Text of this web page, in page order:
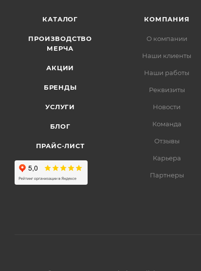
КАТАЛОГ
ПРОИЗВОДСТВО
МЕРЧА
АКЦИИ
БРЕНДЫ
УСЛУГИ
БЛОГ
ПРАЙС-ЛИСТ
КОМПАНИЯ
О компании
Наши клиенты
Наши работы
Реквизиты
Новости
Команда
Отзывы
Карьера
Партнеры